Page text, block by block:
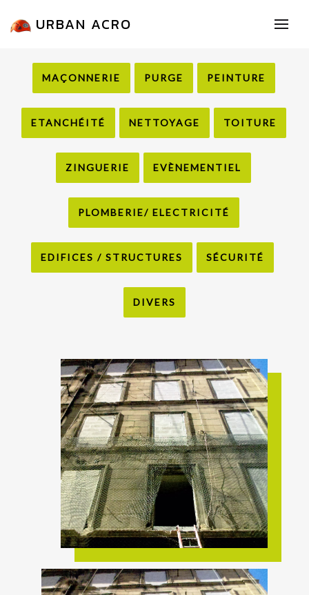
URBAN ACRO
MAÇONNERIE PURGE PEINTURE
ETANCHÉITÉ NETTOYAGE TOITURE
ZINGUERIE EVÈNEMENTIEL
PLOMBERIE/ ELECTRICITÉ
EDIFICES / STRUCTURES SÉCURITÉ
DIVERS